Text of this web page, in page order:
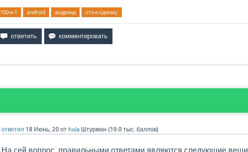
100-к-1 android андроид сто-к-одному
ответил 18 Июнь, 20 от hola Штурман (19.0 тыс. баллов)
На сей вопрос, правильными ответами являются следующие вещи